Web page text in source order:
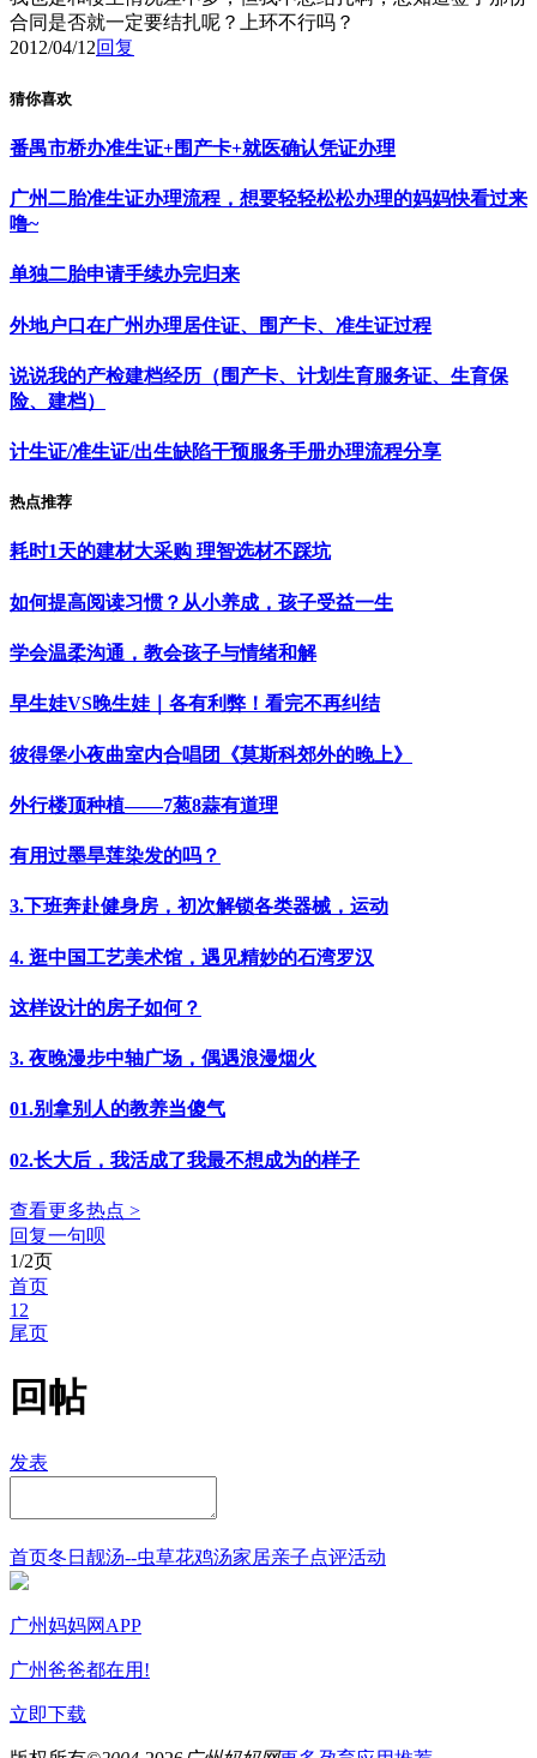
合同是否就一定要结扎呢？上环不行吗？
2012/04/12回复
猜你喜欢
番禺市桥办准生证+围产卡+就医确认凭证办理
广州二胎准生证办理流程，想要轻轻松松办理的妈妈快看过来
噜~
单独二胎申请手续办完归来
外地户口在广州办理居住证、围产卡、准生证过程
说说我的产检建档经历（围产卡、计划生育服务证、生育保
险、建档）
计生证/准生证/出生缺陷干预服务手册办理流程分享
热点推荐
耗时1天的建材大采购 理智选材不踩坑
如何提高阅读习惯？从小养成，孩子受益一生
学会温柔沟通，教会孩子与情绪和解
早生娃VS晚生娃｜各有利弊！看完不再纠结
彼得堡小夜曲室内合唱团《莫斯科郊外的晚上》
外行楼顶种植——7葱8蒜有道理
有用过墨旱莲染发的吗？
3.下班奔赴健身房，初次解锁各类器械，运动
4. 逛中国工艺美术馆，遇见精妙的石湾罗汉
这样设计的房子如何？
3. 夜晚漫步中轴广场，偶遇浪漫烟火
01.别拿别人的教养当傻气
02.长大后，我活成了我最不想成为的样子
查看更多热点 >
回复一句呗
1/2页
首页
1 2
尾页
回帖
发表
首页冬日靓汤--虫草花鸡汤家居亲子点评活动
广州妈妈网APP
广州爸爸都在用!
立即下载